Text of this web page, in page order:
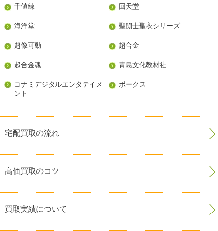
千値練 回天堂
海洋堂 聖闘士聖衣シリーズ
超像可動 超合金
超合金魂 青島文化教材社
コナミデジタルエンタテイメ
ント
ボークス
宅配買取の流れ
高価買取のコツ
買取実績について